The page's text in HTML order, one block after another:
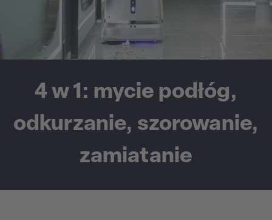
4 w 1: mycie podłóg,
odkurzanie, szorowanie,
zamiatanie